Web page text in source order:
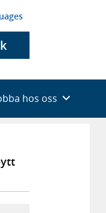
hos oss